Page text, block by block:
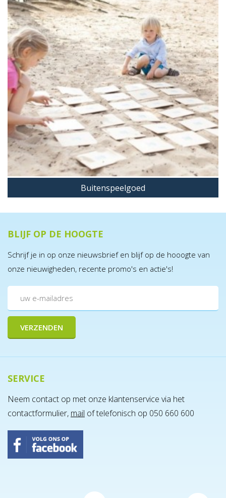
Buitenspeelgoed
BLIJF OP DE HOOGTE
Schrijf je in op onze nieuwsbrief en blijf op de hooogte van
onze nieuwigheden, recente promo's en actie's!
SERVICE
Neem contact op met onze klantenservice via het
contactformulier, mail of telefonisch op 050 660 600